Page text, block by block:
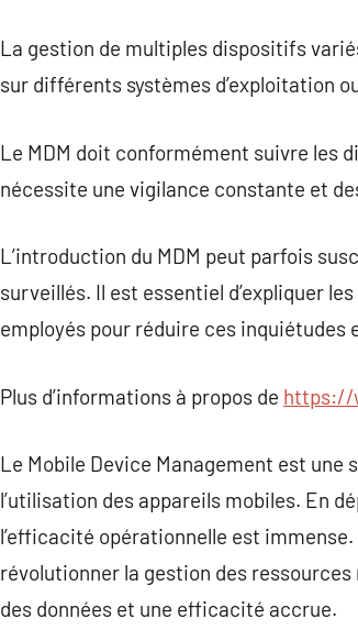
La gestion de multiples dispositifs
sur différents systèmes d’exploitation
Le MDM doit conformément suivre les
nécessite une vigilance constante et
L’introduction du MDM peut parfois
surveillés. Il est essentiel d’expliquer
employés pour réduire ces inquiétudes
Plus d’informations à propos de https://
Le Mobile Device Management est
l’utilisation des appareils mobiles. En
l’efficacité opérationnelle est
révolutionner la gestion des
des données et une efficacité accrue.